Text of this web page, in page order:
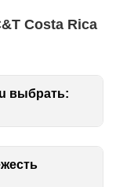
Costa Rica
выбрать: